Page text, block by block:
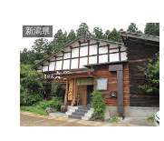
新潟県